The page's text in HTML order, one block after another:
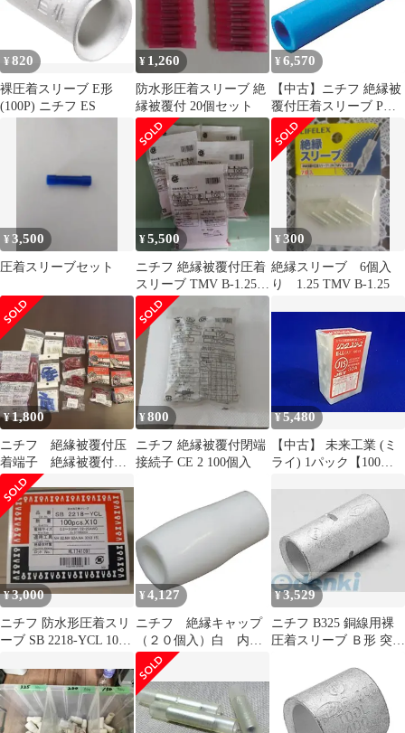
¥820
裸圧着スリーブ E形
(100P) ニチフ ES
¥ 1,260
防水形圧着スリーブ 絶
縁被覆付 20個セット
¥ 6,570
【中古】ニチフ 絶縁被
覆付圧着スリーブ P形
TGVP2BLU qqffhab
¥3,500
圧着スリーブセット
¥5,500
ニチフ 絶縁被覆付圧着
スリーブ TMV B-1.25
赤 100個 5袋
¥300
絶縁スリーブ 6個入
り 1.25 TMV B-1.25
¥1,800
ニチフ 絕緣被覆付压
着端子 絶縁被覆付圧
着スリーブ 差込形ピ
ン端子
¥800
ニチフ 絶縁被覆付閉端
接続子 CE 2 100個入
¥5,480
【中古】 未来工業 (ミ
ライ) 1パック【100
(銅線用裸圧着スリー
ブ) 大 E-LL
¥3,000
ニチフ 防水形圧着スリ
ーブ SB 2218-YCL 1000
¥ 4,127
ニチフ 絶縁キャップ
（２０個入）白 内寸
３７．５
¥ 3,529
ニチフ B325 銅線用裸
圧着スリーブ Ｂ形 突き
突き合せスリーブ
NICHIFU 接続端子 ニ
チフ裸圧着スリーブ
【沖縄離島販売不可】